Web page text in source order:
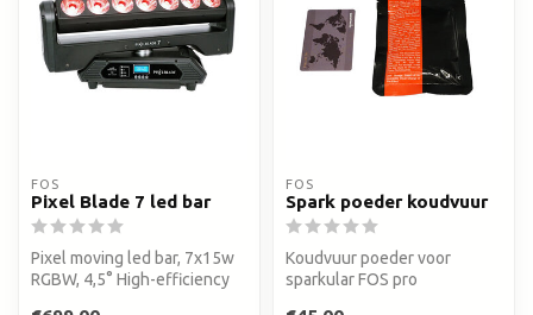
FOS
Pixel Blade 7 led bar
Pixel moving led bar, 7x15w
RGBW, 4,5° High-efficiency
FOS
Spark poeder koudvuur
Koudvuur poeder voor
sparkular FOS pro